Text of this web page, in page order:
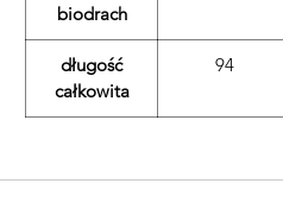
biodrach
długość
całkowita
94